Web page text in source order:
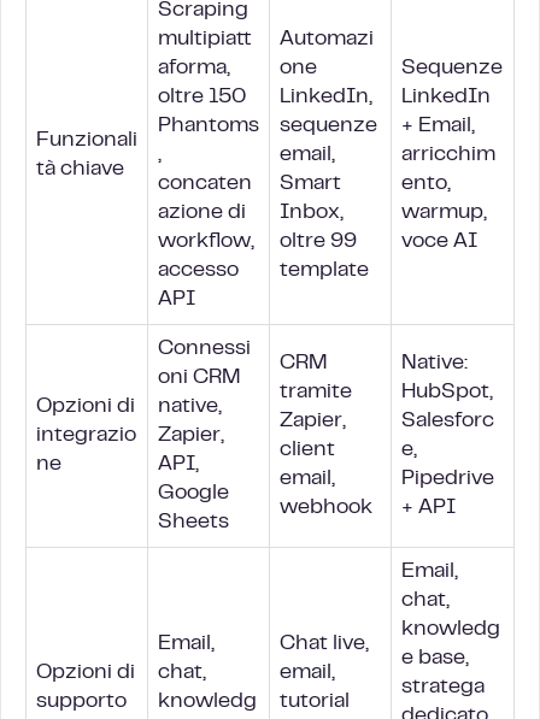
Funzionali
tà chiave
Scraping
multipiatt
aforma,
oltre 150
Phantoms
,
concaten
azione di
workflow,
accesso
API
Automazi
one
LinkedIn,
sequenze
email,
Smart
Inbox,
oltre 99
template
Sequenze
LinkedIn
+ Email,
arricchim
ento,
warmup,
voce AI
Opzioni di
integrazio
ne
Connessi
oni CRM
native,
Zapier,
API,
Google
Sheets
CRM
tramite
Zapier,
client
email,
webhook
Native:
HubSpot,
Salesforc
e,
Pipedrive
+ API
Opzioni di
supporto
Email,
chat,
knowledg
Chat live,
email,
tutorial
Email,
chat,
knowledg
e base,
stratega